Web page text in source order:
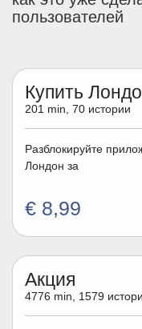
пользователей
Купить
201 min, 70 истории
Разблокируйте
Лондон за
€ 8,99
Акция
4776 min, 1579